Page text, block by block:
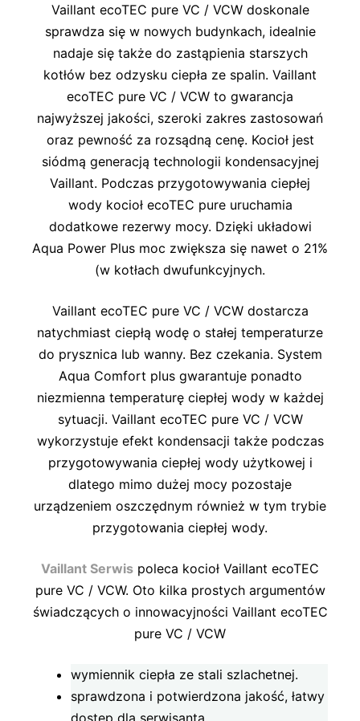
Vaillant ecoTEC pure VC / VCW doskonale
sprawdza się w nowych budynkach, idealnie
nadaje się także do zastąpienia starszych
kotłów bez odzysku ciepła ze spalin. Vaillant
ecoTEC pure VC / VCW to gwarancja
najwyższej jakości, szeroki zakres zastosowań
oraz pewność za rozsądną cenę. Kocioł jest
siódmą generacją technologii kondensacyjnej
Vaillant. Podczas przygotowywania ciepłej
wody kocioł ecoTEC pure uruchamia
dodatkowe rezerwy mocy. Dzięki układowi
Aqua Power Plus moc zwiększa się nawet o 21%
(w kotłach dwufunkcyjnych.
Vaillant ecoTEC pure VC / VCW dostarcza
natychmiast ciepłą wodę o stałej temperaturze
do prysznica lub wanny. Bez czekania. System
Aqua Comfort plus gwarantuje ponadto
niezmienna temperaturę ciepłej wody w każdej
sytuacji. Vaillant ecoTEC pure VC / VCW
wykorzystuje efekt kondensacji także podczas
przygotowywania ciepłej wody użytkowej i
dlatego mimo dużej mocy pozostaje
urządzeniem oszczędnym również w tym trybie
przygotowania ciepłej wody.
Vaillant Serwis poleca kocioł Vaillant ecoTEC
pure VC / VCW. Oto kilka prostych argumentów
świadczących o innowacyjności Vaillant ecoTEC
pure VC / VCW
wymiennik ciepła ze stali szlachetnej.
sprawdzona i potwierdzona jakość, łatwy
dostęp dla serwisanta.